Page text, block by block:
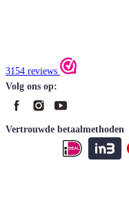
3154 reviews
Volg ons op:
Vertrouwde betaalmethoden